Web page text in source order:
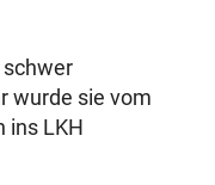
wurde sie vom
ins LKH